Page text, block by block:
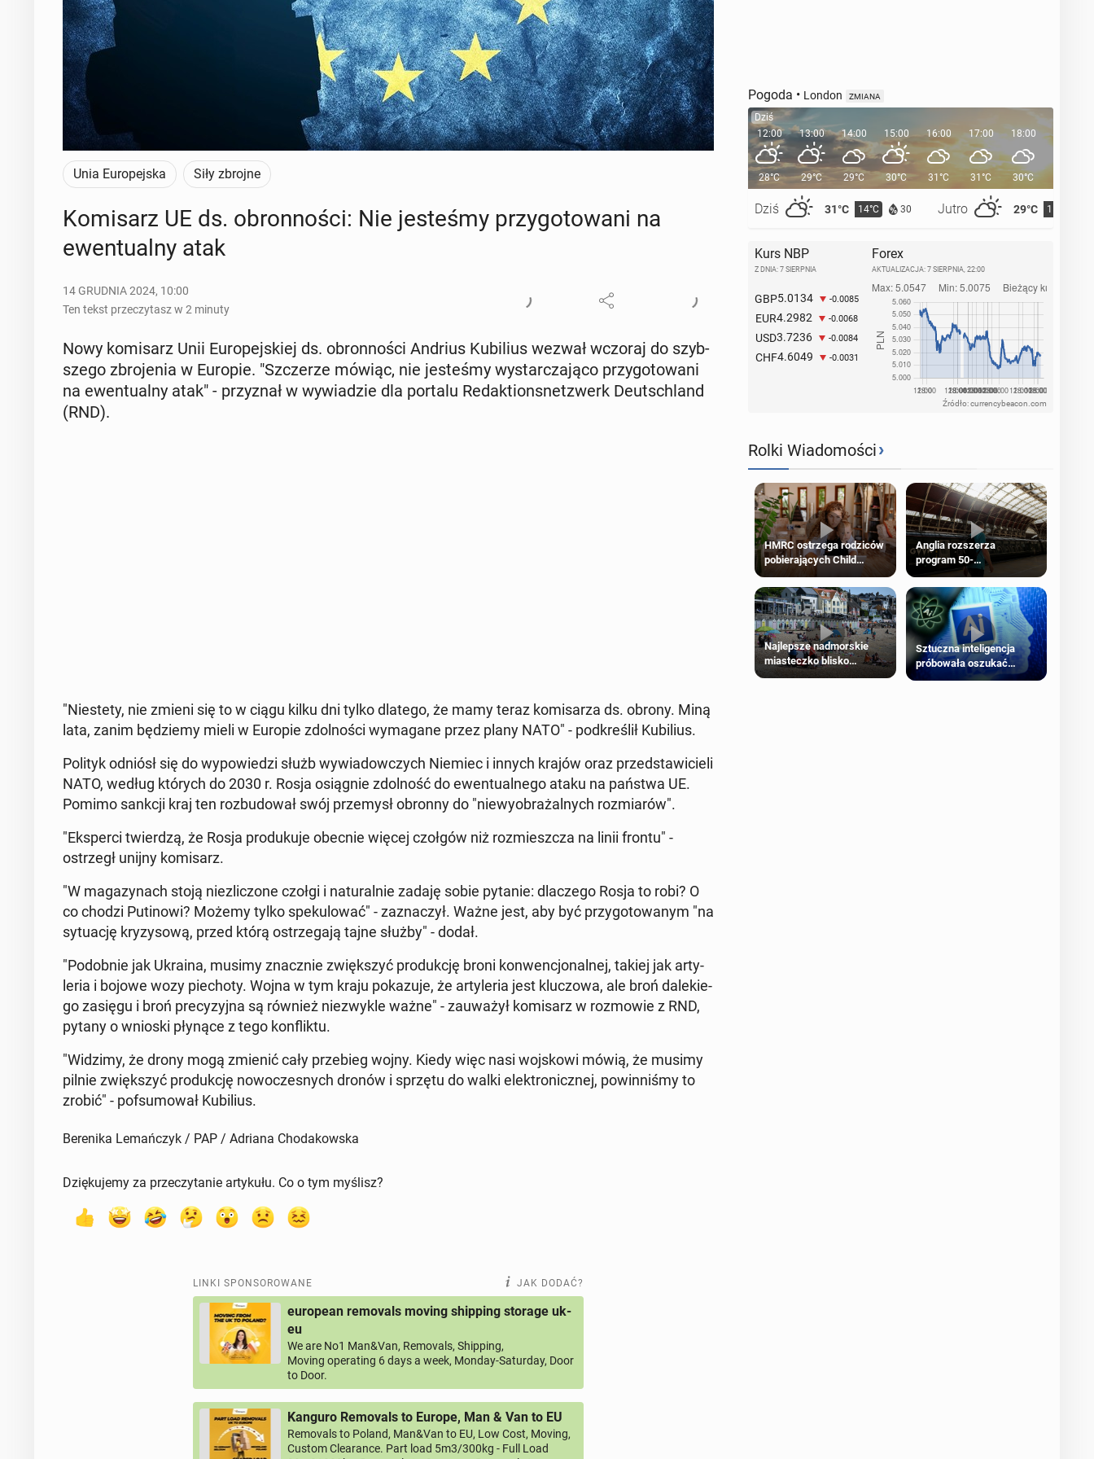
Unia Europejska Siły zbrojne
Ko­mi­sarz UE ds. obron­no­ści: Nie je­ste­śmy przy­go­to­wa­ni na
ewen­tu­al­ny atak
14 GRUDNIA 2024, 10:00
Ten tekst przeczytasz w 2 minuty
Nowy ko­mi­sarz Unii Eu­ro­pej­skiej ds. obron­no­ści Andrius Ku­bi­lius wezwał wczoraj do szyb­
sze­go zbro­je­nia w Europie. "Szcze­rze mówiąc, nie je­ste­śmy wy­star­cza­ją­co przy­go­to­wa­ni
na ewen­tu­al­ny atak" - przy­znał w wy­wia­dzie dla portalu Re­dak­tion­snet­zwerk Deutsch­land
(RND).
"Nie­ste­ty, nie zmieni się to w ciągu kilku dni tylko dlatego, że mamy teraz ko­mi­sa­rza ds. obrony. Miną
lata, zanim bę­dzie­my mieli w Europie zdol­no­ści wy­ma­ga­ne przez plany NATO" - pod­kre­ślił Ku­bi­lius.
Polityk odniósł się do wy­po­wie­dzi służb wy­wia­dow­czych Niemiec i innych krajów oraz przed­sta­wi­cie­li
NATO, według których do 2030 r. Rosja osią­gnie zdol­ność do ewen­tu­al­ne­go ataku na państwa UE.
Pomimo sankcji kraj ten roz­bu­do­wał swój prze­mysł obronny do "nie­wy­obra­żal­nych roz­mia­rów".
"Eks­per­ci twier­dzą, że Rosja pro­du­ku­je obecnie więcej czołgów niż roz­miesz­cza na linii frontu" -
ostrzegł unijny ko­mi­sarz.
"W ma­ga­zy­nach stoją nie­zli­czo­ne czołgi i na­tu­ral­nie zadaję sobie pytanie: dla­cze­go Rosja to robi? O
co chodzi Pu­ti­no­wi? Możemy tylko spe­ku­lo­wać" - za­zna­czył. Ważne jest, aby być przy­go­to­wa­nym "na
sy­tu­ację kry­zy­so­wą, przed którą ostrze­ga­ją tajne służby" - dodał.
"Po­dob­nie jak Ukraina, musimy znacz­nie zwięk­szyć pro­duk­cję broni kon­wen­cjo­nal­nej, takiej jak ar­ty­
le­ria i bojowe wozy pie­cho­ty. Wojna w tym kraju po­ka­zu­je, że ar­ty­le­ria jest klu­czo­wa, ale broń da­le­kie­
go zasięgu i broń pre­cy­zyj­na są również nie­zwy­kle ważne" - za­uwa­żył ko­mi­sarz w roz­mo­wie z RND,
pytany o wnioski płynące z tego kon­flik­tu.
"Widzimy, że drony mogą zmienić cały prze­bieg wojny. Kiedy więc nasi woj­sko­wi mówią, że musimy
pilnie zwięk­szyć pro­duk­cję no­wo­cze­snych dronów i sprzętu do walki elek­tro­nicz­nej, po­win­ni­śmy to
zrobić" - po­fsu­mo­wał Ku­bi­lius.
Berenika Lemańczyk / PAP / Adriana Chodakowska
Dziękujemy za przeczytanie artykułu. Co o tym myślisz?
LINKI SPONSOROWANE JAK DODAĆ?
european removals moving shipping storage uk-
eu
We are No1 Man&Van, Removals, Shipping,
Moving operating 6 days a week, Monday-Saturday, Door
to Door.
Kanguro Removals to Europe, Man & Van to EU
Removals to Poland, Man&Van to EU, Low Cost, Moving,
Custom Clearance. Part load 5m3/300kg - Full Load
Pogoda • London ZMIANA
Dziś
12:00
28°C
Dziś 31°C 14°C 30 Jutro 29°C 15°C
13:00
29°C
14:00
29°C
15:00
30°C
16:00
31°C
17:00
31°C
18:00
30°C
19:00
Kurs NBP
Z DNIA: 7 SIERPNIA
GBP5.0134 -0.0085
EUR4.2982 -0.0068
USD3.7236 -0.0084
CHF4.6049 -0.0031
Forex
AKTUALIZACJA: 7 SIERPNIA, 22:00
Źródło: currencybeacon.com
Rolki Wiadomości›
HMRC ostrzega rodziców
pobierających Child
Benefit. Mogą być
zobowiązani do zwrotu
zasiłku
Anglia rozszerza
program 50-
procentowych zniżek
kolejowych na 18-latków
Najlepsze nadmorskie
miasteczko blisko
Sztuczna inteligencja
próbowała oszukać
człowieka